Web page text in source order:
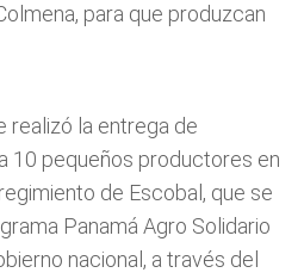
para que produzcan
realizó la entrega de
10 pequeños productores en
de Escobal, que se
Panamá Agro Solidario
nacional, a través del